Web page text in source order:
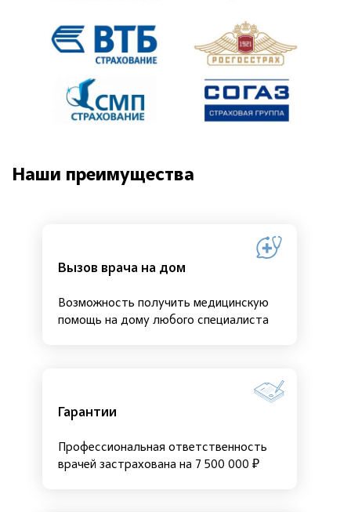
Наши преимущества
Вызов врача на дом
Возможность получить медицинскую
помощь на дому любого специалиста
Гарантии
Профессиональная ответственность
врачей застрахована на 7 500 000 ₽